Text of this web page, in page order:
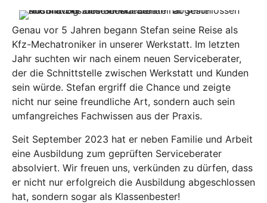
Genau vor 5 Jahren begann Stefan seine Reise als
Kfz-Mechatroniker in unserer Werkstatt. Im letzten
Jahr suchten wir nach einem neuen Serviceberater,
der die Schnittstelle zwischen Werkstatt und Kunden
sein würde. Stefan ergriff die Chance und zeigte
nicht nur seine freundliche Art, sondern auch sein
umfangreiches Fachwissen aus der Praxis.
Seit September 2023 hat er neben Familie und Arbeit
eine Ausbildung zum geprüften Serviceberater
absolviert. Wir freuen uns, verkünden zu dürfen, dass
er nicht nur erfolgreich die Ausbildung abgeschlossen
hat, sondern sogar als Klassenbester!